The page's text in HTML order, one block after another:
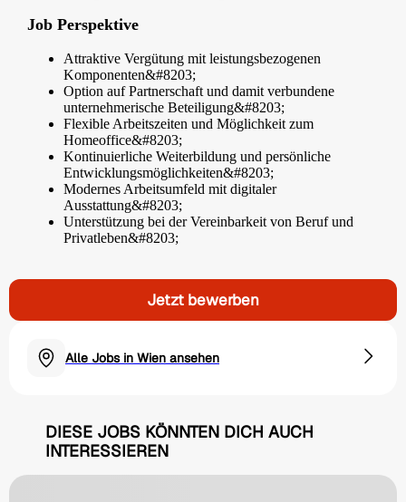
Job Perspektive
Attraktive Vergütung mit leistungsbezogenen
Komponenten&#8203;
Option auf Partnerschaft und damit verbundene
unternehmerische Beteiligung&#8203;
Flexible Arbeitszeiten und Möglichkeit zum
Homeoffice&#8203;
Kontinuierliche Weiterbildung und persönliche
Entwicklungsmöglichkeiten&#8203;
Modernes Arbeitsumfeld mit digitaler
Ausstattung&#8203;
Unterstützung bei der Vereinbarkeit von Beruf und
Privatleben&#8203;
Jetzt bewerben
Alle Jobs in Wien ansehen
DIESE JOBS KÖNNTEN DICH AUCH
INTERESSIEREN